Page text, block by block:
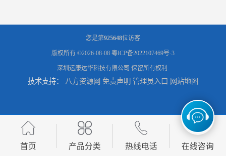
中药提速增效垫渗透液哪家好 兰州中药提速脉冲治疗仪
您是第925648位访客
版权所有 ©2026-08-08 粤ICP备2022107469号-3
深圳运康达华科技有限公司 保留所有权利.
技术支持： 八方资源网 免责声明 管理员入口 网站地图
首页 产品分类 热线电话 在线咨询